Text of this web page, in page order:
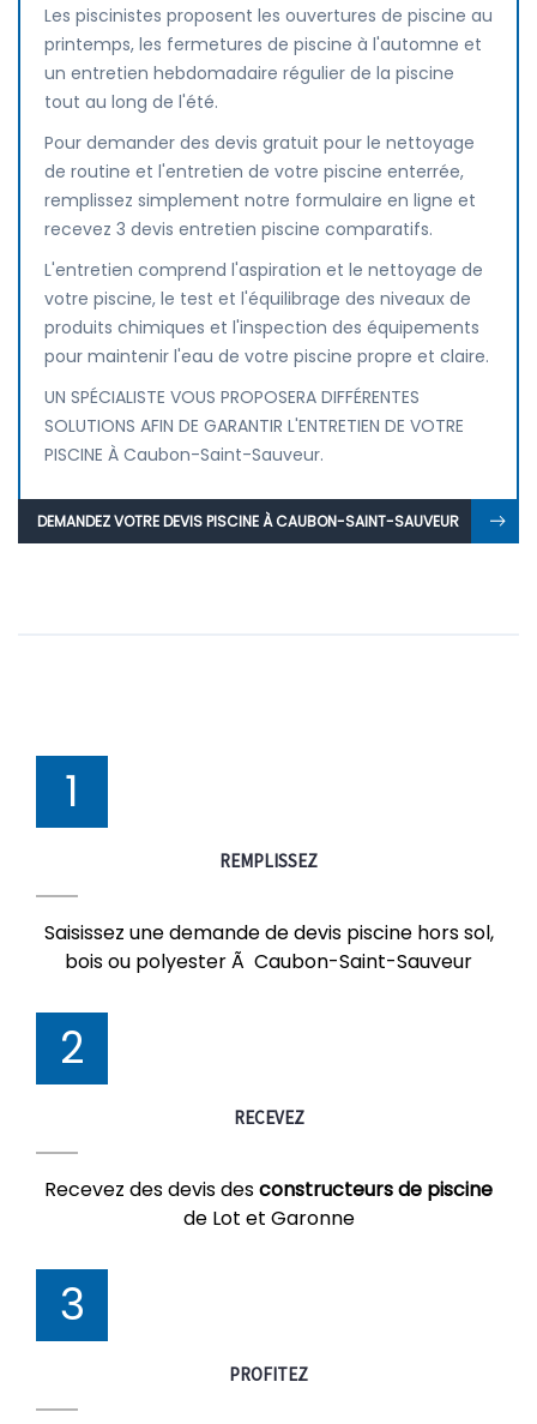
Les piscinistes proposent les ouvertures de piscine au
printemps, les fermetures de piscine à l'automne et
un entretien hebdomadaire régulier de la piscine
tout au long de l'été.
Pour demander des devis gratuit pour le nettoyage
de routine et l'entretien de votre piscine enterrée,
remplissez simplement notre formulaire en ligne et
recevez 3 devis entretien piscine comparatifs.
L'entretien comprend l'aspiration et le nettoyage de
votre piscine, le test et l'équilibrage des niveaux de
produits chimiques et l'inspection des équipements
pour maintenir l'eau de votre piscine propre et claire.
UN SPÉCIALISTE VOUS PROPOSERA DIFFÉRENTES
SOLUTIONS AFIN DE GARANTIR L'ENTRETIEN DE VOTRE
PISCINE À Caubon-Saint-Sauveur.
DEMANDEZ VOTRE DEVIS PISCINE À CAUBON-SAINT-SAUVEUR
1
REMPLISSEZ
Saisissez une demande de devis piscine hors sol,
bois ou polyester Ã Caubon-Saint-Sauveur
2
RECEVEZ
Recevez des devis desconstructeurs de piscine
de Lot et Garonne
3
PROFITEZ